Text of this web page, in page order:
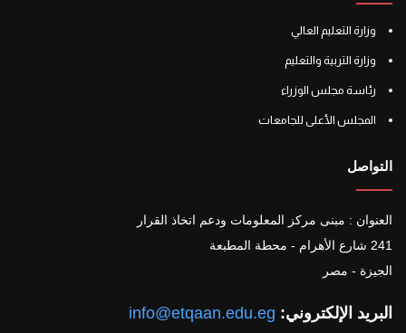
وزارة التعليم العالي
وزارة التربية والتعليم
رئاسة مجلس الوزراء
المجلس الأعلى للجامعات
التواصل
العنوان : مبنى مركز المعلومات ودعم اتخاذ القرار
241 شارع الأهرام - محطة المطبعة
الجيزة - مصر
البريد الإلكتروني: info@etqaan.edu.eg